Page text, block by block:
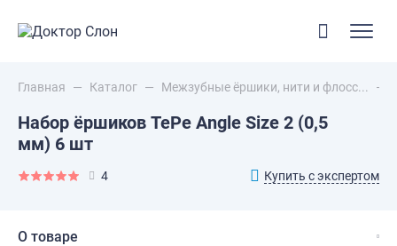
Главная — Каталог — Межзубные ёршики, нити и флосс... —
Набор ёршиков TePe Angle Size 2 (0,5
мм) 6 шт
4 Купить с экспертом
О товаре